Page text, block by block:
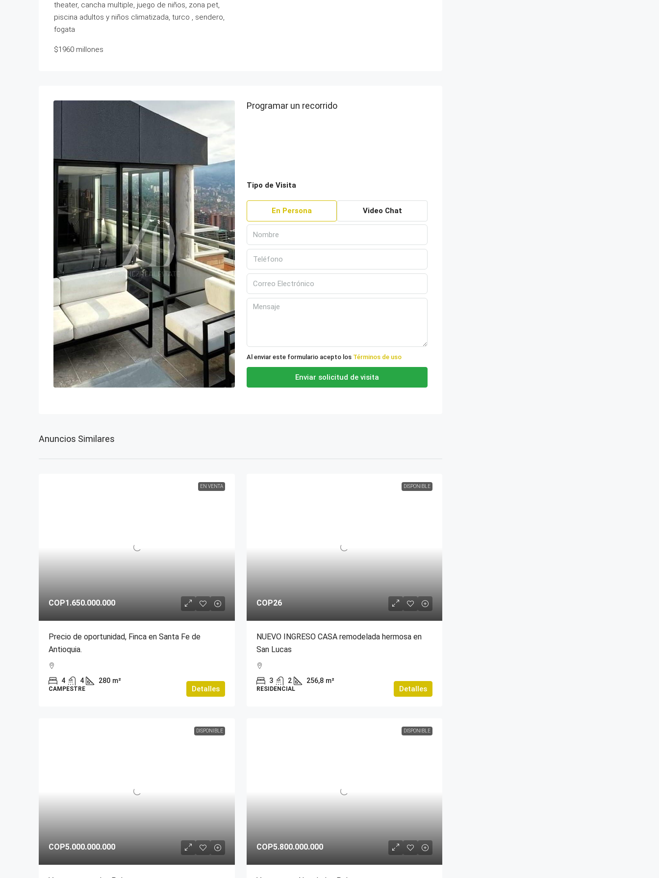
theater, cancha multiple, juego de niños, zona pet,
piscina adultos y niños climatizada, turco , sendero,
fogata
$1960 millones
Programar un recorrido
Tipo de Visita
En Persona Video Chat
Al enviar este formulario acepto los Términos de uso
Enviar solicitud de visita
Anuncios Similares
EN VENTA
COP1.650.000.000
Precio de oportunidad, Finca en Santa Fe de
Antioquia.
4 4 280 m²
CAMPESTRE Detalles
DISPONIBLE
COP26
NUEVO INGRESO CASA remodelada hermosa en
San Lucas
3 2 256,8 m²
RESIDENCIAL Detalles
DISPONIBLE
COP5.000.000.000
DISPONIBLE
COP5.800.000.000